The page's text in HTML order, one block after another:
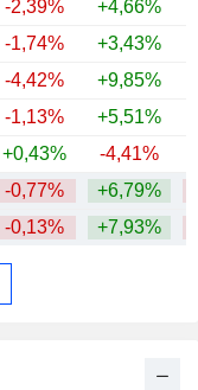
-2,39% +4,66%
-1,74% +3,43%
-4,42% +9,85%
-1,13% +5,51%
+0,43% -4,41%
-0,77% +6,79%
-0,13% +7,93%